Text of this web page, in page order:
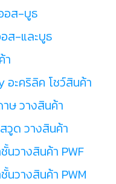
อส-บูธ
ส-และบูธ
า
อะคริลิค โชว์สินค้า
ษ วางสินค้า
วูด วางสินค้า
นวางสินค้า PWF
นวางสินค้า PWM